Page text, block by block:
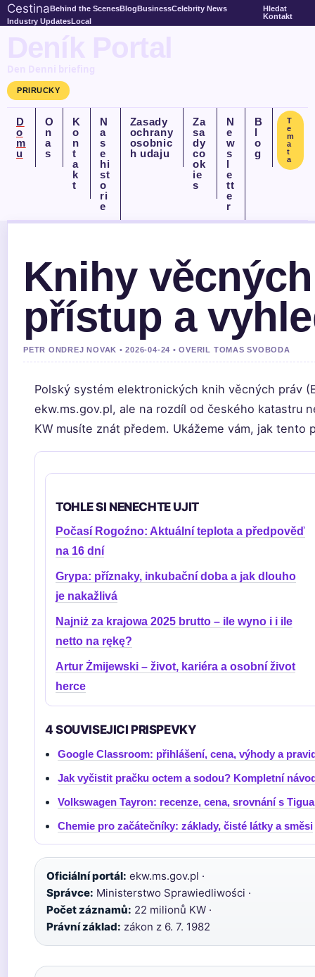
CestinaBehind the ScenesBlogBusinessCelebrity News
Industry UpdatesLocal
Hledat
Kontakt
Deník Portal
Den Denni briefing
PRIRUCKY
D
o
m
u
O
n
a
s
K
o
n
t
a
k
t
N
a
s
e
hi
st
o
ri
e
Zasady
ochrany
osobnic
h udaju
Za
sa
dy
co
ok
ie
s
N
e
w
s
l
e
tt
e
r
B
l
o
g
T
e
m
a
t
a
Knihy
přístup a
PETR ONDREJ NOVAK • 2026-04-24 • OVERIL TOMAS SVOBODA
Polský systém elektronických knih věcných práv
ekw.ms.gov.pl, ale na rozdíl od českého katastru
KW musíte znát předem. Ukážeme vám, jak
TOHLE SI NENECHTE UJIT
Počasí Rogoźno: Aktuální teplota a předpověď
na 16 dní
Grypa: příznaky, inkubační doba a jak dlouho
je nakažlivá
Najniż za krajowa 2025 brutto – ile wyno i i ile
netto na rękę?
Artur Żmijewski – život, kariéra a osobní život
herce
4 SOUVISEJICI PRISPEVKY
Google Classroom: přihlášení, cena, výhody a
Jak vyčistit pračku octem a sodou? Kompletní
Volkswagen Tayron: recenze, cena, srovnání s
Chemie pro začátečníky: základy, čisté látky a směsi
Oficiální portál: ekw.ms.gov.pl ·
Správce: Ministerstwo Sprawiedliwości ·
Počet záznamů: 22 milionů KW ·
Právní základ: zákon z 6. 7. 1982